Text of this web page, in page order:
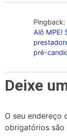
Pingback:
Alô MPE!
pré-
Deixe
O seu endereço
obrigatórios são